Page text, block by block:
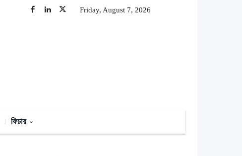
Friday, August 7, 2026
ফিচার